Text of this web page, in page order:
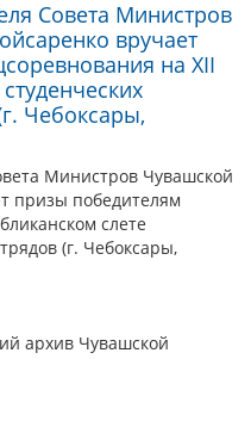
Совета Министров
вручает
на XII
Чебоксары,
Министров Чувашской
призы победителям
слете
(г. Чебоксары,
архив Чувашской